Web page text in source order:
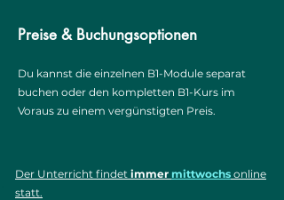
Preise & Buchungsoptionen
Du kannst die einzelnen B1-Module separat
buchen oder den kompletten B1-Kurs im
Voraus zu einem vergünstigten Preis.
​Der Unterricht findet immer mittwochs online
statt.